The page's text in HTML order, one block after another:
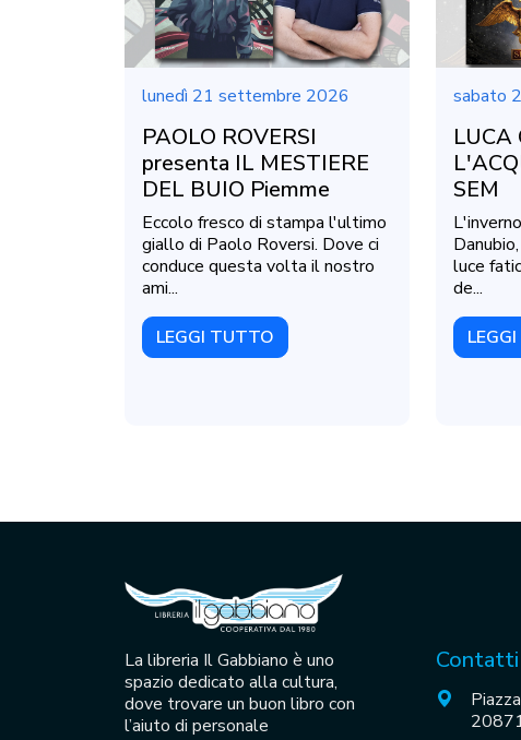
lunedì 21 settembre 2026
PAOLO ROVERSI
presenta IL MESTIERE
DEL BUIO Piemme
Eccolo fresco di stampa l'ultimo
giallo di Paolo Roversi. Dove ci
conduce questa volta il nostro
ami...
LEGGI TUTTO
sabato
LUCA
SEM
luce
de...
La libreria Il Gabbiano è uno
spazio dedicato alla cultura,
dove trovare un buon libro con
l’aiuto di personale
Contatti